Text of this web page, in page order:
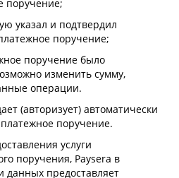
поручение;
указал и подтвердил
поручение;
поручение было
изменить сумму,
операции.
(авторизует) автоматически
поручение.
услуги
поручения, Paysera в
данных предоставляет